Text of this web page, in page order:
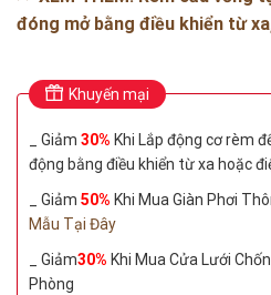
đóng mở bằng điều khiển từ
Khuyến mại
_ Giảm 30% Khi Lắp động cơ rèm
động bằng điều khiển từ xa hoặc
_ Giảm 50% Khi Mua Giàn Phơi
Mẫu Tại Đây
_ Giảm30% Khi Mua Cửa Lưới
Phòng